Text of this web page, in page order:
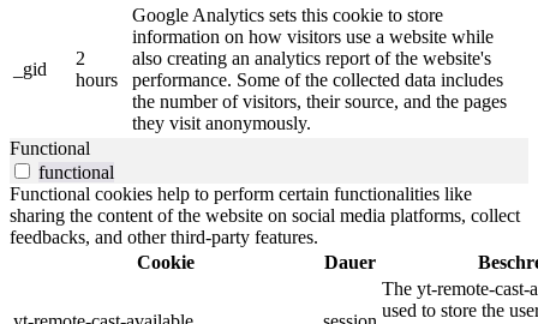
_gid
2
hours
Google Analytics sets this cookie to store
information on how visitors use a website while
also creating an analytics report of the website's
performance. Some of the collected data includes
the number of visitors, their source, and the pages
they visit anonymously.
Functional
functional
Functional cookies help to perform certain functionalities like
sharing the content of the website on social media platforms, collect
feedbacks, and other third-party features.
Cookie
Dauer
The yt-remote-cast-
used to store the